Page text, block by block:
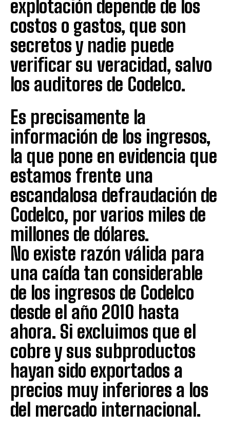
explotación depende de los
costos o gastos, que son
secretos y nadie puede
verificar su veracidad, salvo
los auditores de Codelco.
Es precisamente la
información de los ingresos,
la que pone en evidencia que
estamos frente una
escandalosa defraudación de
Codelco, por varios miles de
millones de dólares.
No existe razón válida para
una caída tan considerable
de los ingresos de Codelco
desde el año 2010 hasta
ahora. Si excluimos que el
cobre y sus subproductos
hayan sido exportados a
precios muy inferiores a los
del mercado internacional.